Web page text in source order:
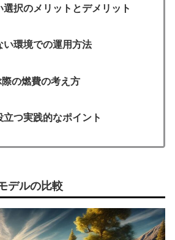
選択のメリットとデメリット
い環境での運用方法
の燃費の考え方
立つ実践的なポイント
デルの比較